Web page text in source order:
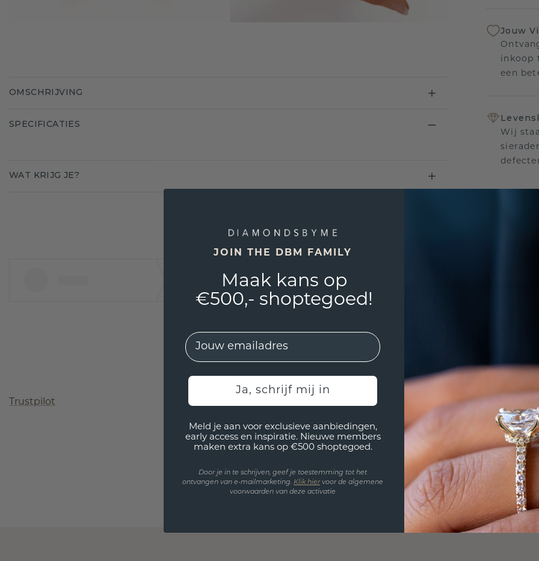
Jouw
inkoop
een
Wij
Wil jij
OMSCHRIJVING
SPECIFICATIES
WAT KRIJG JE?
Trustpilot
JOIN THE DBM FAMILY
Maak kans op
€500,- shoptegoed!
EMail
Ja, schrijf mij in
Meld je aan voor exclusieve aanbiedingen,
early access en inspiratie. Nieuwe members
maken extra kans op €500 shoptegoed.
Door je in te schrijven, geef je toestemming tot het
ontvangen van e-mailmarketing. Klik hiervoor de algemene
voorwaarden van deze activatie